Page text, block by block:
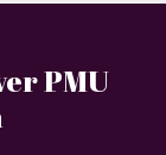
PMU